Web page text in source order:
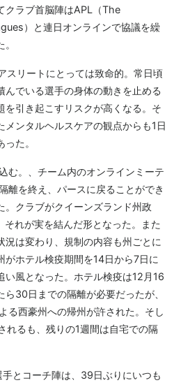
クラブ首脳陣はAPL（The
）と連日オンラインで協議を繰
スリートにとっては致命的。常日頃
でいる選手の身体の動きを止める
を引き起こすリスクが高くなる。そ
ンタルヘルスケアの観点からも1日
た。
む。、チーム内のオンラインミーテ
離を終え、パースに戻ることができ
。クラブがクイーンズランド州政
れが実を結んだ形となった。また
況は変わり、規制の内容も州ごとに
がホテル検疫期間を14日から7日に
い風となった。ホテル検疫は12月16
30日までの隔離が必要だったが、
る西豪州への帰州が許された。そし
れるも、残りの1週間は自宅での隔
とコーチ陣は、39日ぶりにいつも